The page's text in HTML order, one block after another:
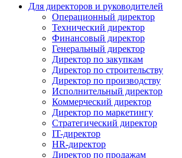
Для директоров и руководителей
Операционный директор
Технический директор
Финансовый директор
Генеральный директор
Директор по закупкам
Директор по строительству
Директор по производству
Исполнительный директор
Коммерческий директор
Директор по маркетингу
Стратегический директор
IT-директор
HR-директор
Директор по продажам